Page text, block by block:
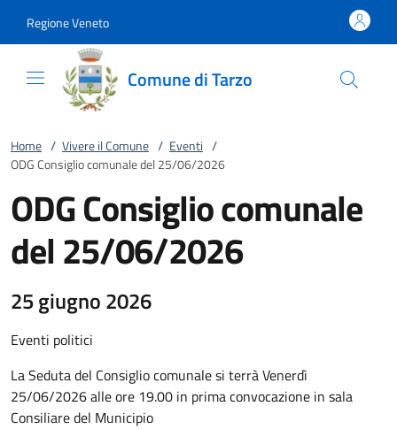
Regione Veneto
Comune di Tarzo
Home / Vivere il Comune / Eventi /
ODG Consiglio comunale del 25/06/2026
ODG Consiglio comunale
del 25/06/2026
25 giugno 2026
Eventi politici
La Seduta del Consiglio comunale si terrà Venerdì
25/06/2026 alle ore 19.00 in prima convocazione in sala
Consiliare del Municipio